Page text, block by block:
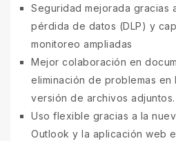
Seguridad mejorada gracias
pérdida de datos (DLP) y
monitoreo ampliadas
Mejor colaboración en
eliminación de problemas en
versión de archivos adjuntos.
Uso flexible gracias a la
Outlook y la aplicación web